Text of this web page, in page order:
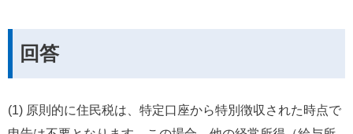
回答
(1) 原則的に住民税は、特定口座から特別徴収された時点で